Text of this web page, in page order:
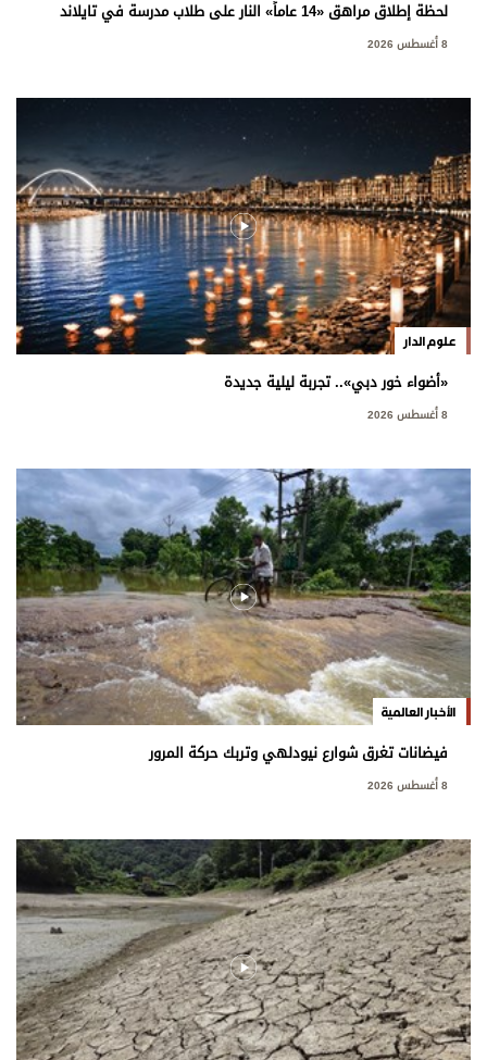
لحظة إطلاق مراهق «14 عاماً» النار على طلاب مدرسة في تايلاند
8 أغسطس 2026
علوم الدار
«أضواء خور دبي».. تجربة ليلية جديدة
8 أغسطس 2026
الأخبار العالمية
فيضانات تغرق شوارع نيودلهي وتربك حركة المرور
8 أغسطس 2026